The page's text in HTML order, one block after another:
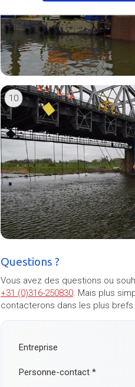
10
Questions ?
Vous avez des questions ou
+31 (0)316-250830. Mais plus
contacterons dans les plus brefs
Entreprise
Personne-contact *